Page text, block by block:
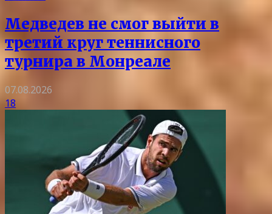
Медведев не смог выйти в
третий круг теннисного
турнира в Монреале
07.08.2026
18